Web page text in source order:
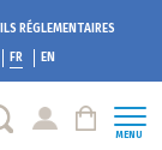
RÉGLEMENTAIRES
FR EN
MENU